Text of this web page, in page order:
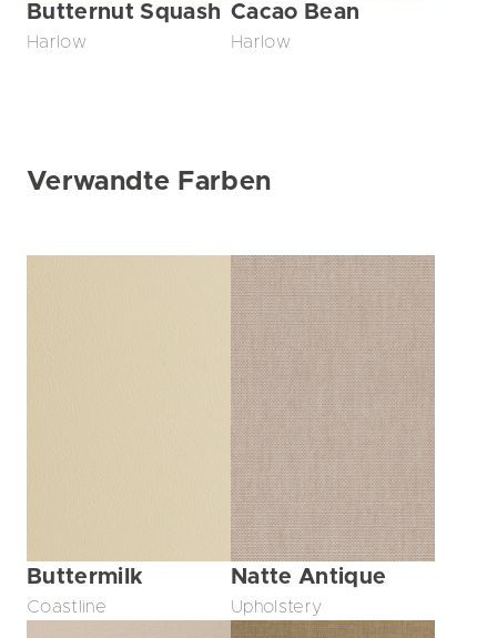
Butternut Squash
Harlow
Cacao Bean
Harlow
Verwandte Farben
Buttermilk
Coastline
Natte Antique
Upholstery